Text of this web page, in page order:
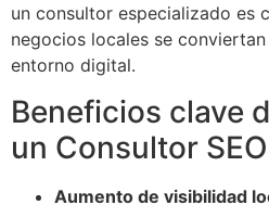
un consultor especializado es
negocios locales se
entorno digital.
Beneficios clave
un Consultor
Aumento de visibilidad